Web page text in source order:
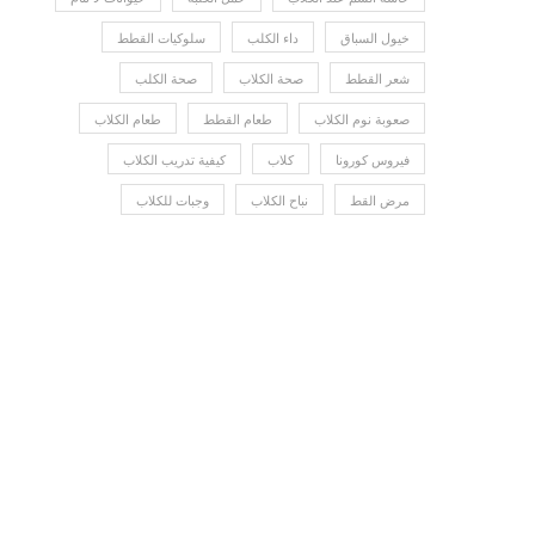
خيول السباق داء الكلب سلوكيات القطط
شعر القطط صحة الكلاب صحة الكلب
صعوبة نوم الكلاب طعام القطط طعام الكلاب
فيروس كورونا كلاب كيفية تدريب الكلاب
مرض القط نباح الكلاب وجبات للكلاب